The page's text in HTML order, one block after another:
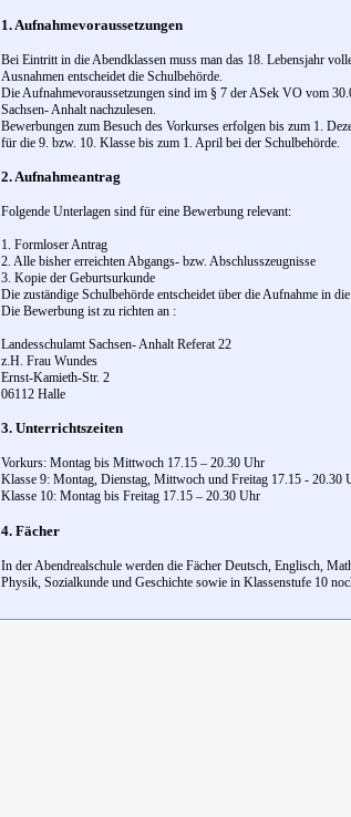
1. Aufnahmevoraussetzungen
Bei Eintritt in die Abendklassen muss man das 18. Lebensjahr
Ausnahmen entscheidet die Schulbehörde.
Die Aufnahmevoraussetzungen sind im § 7 der ASek VO vom
Sachsen- Anhalt nachzulesen.
Bewerbungen zum Besuch des Vorkurses erfolgen bis zum 1.
für die 9. bzw. 10. Klasse bis zum 1. April bei der Schulbehörde.
2. Aufnahmeantrag
Folgende Unterlagen sind für eine Bewerbung relevant:
1. Formloser Antrag
2. Alle bisher erreichten Abgangs- bzw. Abschlusszeugnisse
3. Kopie der Geburtsurkunde
Die zuständige Schulbehörde entscheidet über die Aufnahme in
Die Bewerbung ist zu richten an :
Landesschulamt Sachsen- Anhalt Referat 22
z.H. Frau Wundes
Ernst-Kamieth-Str. 2
06112 Halle
3. Unterrichtszeiten
Vorkurs: Montag bis Mittwoch 17.15 – 20.30 Uhr
Klasse 9: Montag, Dienstag, Mittwoch und Freitag 17.15 - 20.30
Klasse 10: Montag bis Freitag 17.15 – 20.30 Uhr
4. Fächer
In der Abendrealschule werden die Fächer Deutsch, Englisch,
Physik, Sozialkunde und Geschichte sowie in Klassenstufe 10